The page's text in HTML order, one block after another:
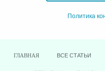
Политика
ГЛАВНАЯ ВСЕ СТАТЬИ